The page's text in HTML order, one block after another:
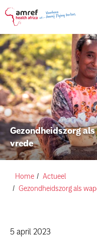
over
Gezondheidszorg
vrede
Home
Actueel
Gezondheidszorg als
5 april 2023